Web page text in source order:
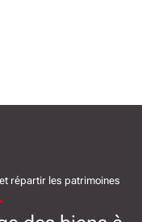
répartir les patrimoines